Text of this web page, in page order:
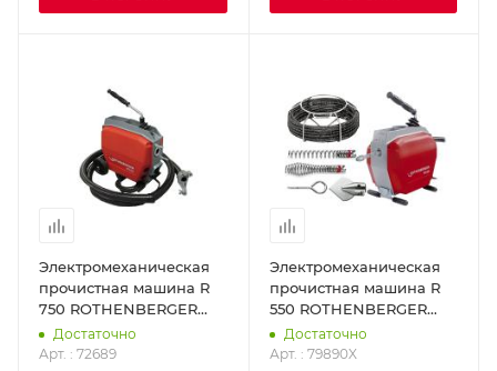
Электромеханическая
прочистная машина R
750 ROTHENBERGER
72689
Достаточно
Арт. : 72689
Электромеханическая
прочистная машина R
550 ROTHENBERGER
79890X
Достаточно
Арт. : 79890X